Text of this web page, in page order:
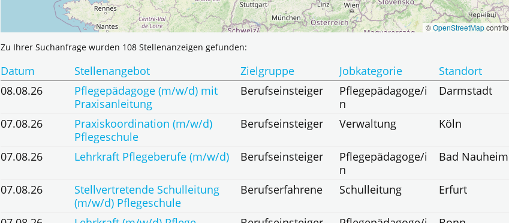
©OpenStreetMap
Zu Ihrer Suchanfrage wurden 108 Stellenanzeigen gefunden:
Datum Stellenangebot Zielgruppe Jobkategorie
Standort
08.08.26
Pflegepädagoge (m/w/d) mit
Praxisanleitung
Berufseinsteiger
Pflegepädagoge/i
n
Darmstadt
07.08.26
Praxiskoordination (m/w/d)
Pflegeschule
Berufseinsteiger Verwaltung Köln
07.08.26 Lehrkraft Pflegeberufe (m/w/d) Berufseinsteiger
Pflegepädagoge/i
n
Bad Nauheim
07.08.26
Stellvertretende Schulleitung
(m/w/d) Pflegeschule
Berufserfahrene Schulleitung Erfurt